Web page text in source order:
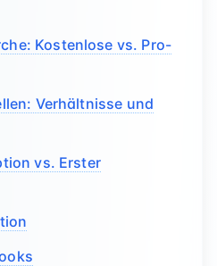
Kostenlose vs. Pro-
Verhältnisse und
vs. Erster